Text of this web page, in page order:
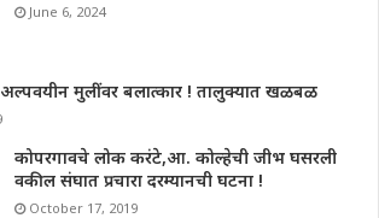
June 6, 2024
मुलींवर बलात्कार ! तालुक्यात खळबळ
कोपरगावचे लोक करंटे,आ. कोल्हेची जीभ घसरली
वकील संघात प्रचारा दरम्यानची घटना !
October 17, 2019